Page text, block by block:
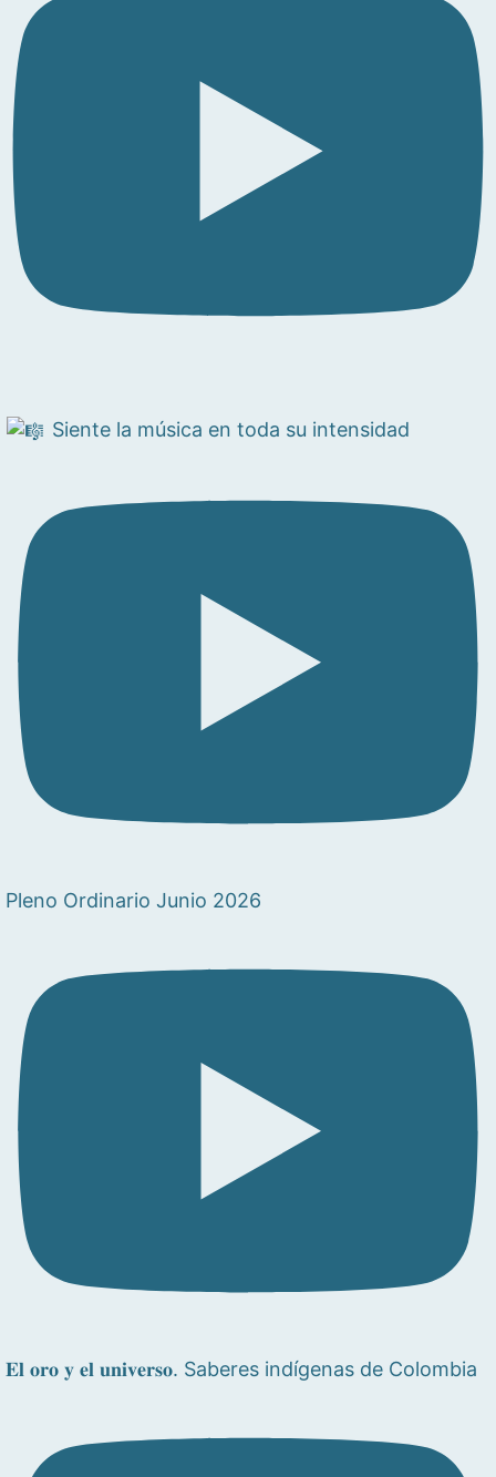
Siente la música en toda su intensidad
Pleno Ordinario Junio 2026
𝐄𝐥 𝐨𝐫𝐨 𝐲 𝐞𝐥 𝐮𝐧𝐢𝐯𝐞𝐫𝐬𝐨. Saberes indígenas de Colombia